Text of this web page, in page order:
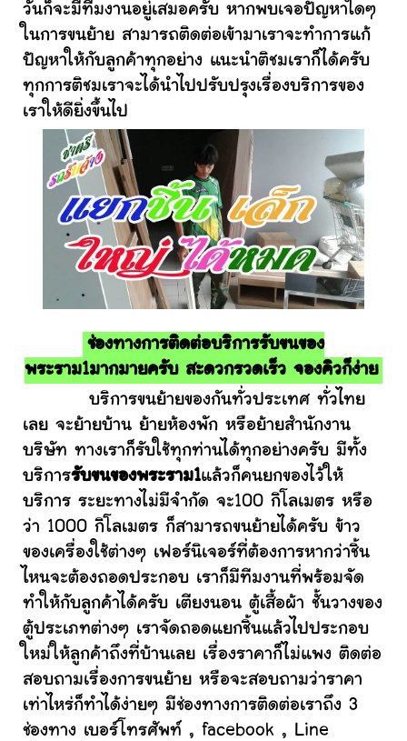
วันก็จะมีทีมงานอยู่เสมอครับ หากพบเจอปัญหาใดๆ
ในการขนย้าย สามารถติดต่อเข้ามาเราจะทำการแก้
ปัญหาให้กับลูกค้าทุกอย่าง แนะนำติชมเราก็ได้ครับ
ทุกการติชมเราจะได้นำไปปรับปรุงเรื่องบริการของ
เราให้ดียิ่งขึ้นไป
ช่องทางการติดต่อบริการรับขนของ
พระราม1มากมายครับ สะดวกรวดเร็ว จองคิวก็ง่าย
บริการขนย้ายของกันทั่วประเทศ ทั่วไทย
เลย จะย้ายบ้าน ย้ายห้องพัก หรือย้ายสำนักงาน
บริษัท ทางเราก็รับใช้ทุกท่านได้ทุกอย่างครับ มีทั้ง
บริการรับขนของพระราม1แล้วก็คนยกของไว้ให้
บริการ ระยะทางไม่มีจำกัด จะ100 กิโลเมตร หรือ
ว่า 1000 กิโลเมตร ก็สามารถขนย้ายได้ครับ ข้าว
ของเครื่องใช้ต่างๆ เฟอร์นิเจอร์ที่ต้องการหากว่าชิ้น
ไหนจะต้องถอดประกอบ เราก็มีทีมงานที่พร้อมจัด
ทำให้กับลูกค้าได้ครับ เตียงนอน ตู้เสื้อผ้า ชั้นวางของ
ตู้ประเภทต่างๆ เราจัดถอดแยกชิ้นแล้วไปประกอบ
ใหม่ให้ลูกค้าถึงที่บ้านเลย เรื่องราคาก็ไม่แพง ติดต่อ
สอบถามเรื่องการขนย้าย หรือจะสอบถามว่าราคา
เท่าไหร่ก็ทำได้ง่ายๆ มีช่องทางการติดต่อเราถึง 3
ช่องทาง เบอร์โทรศัพท์ , facebook , Line